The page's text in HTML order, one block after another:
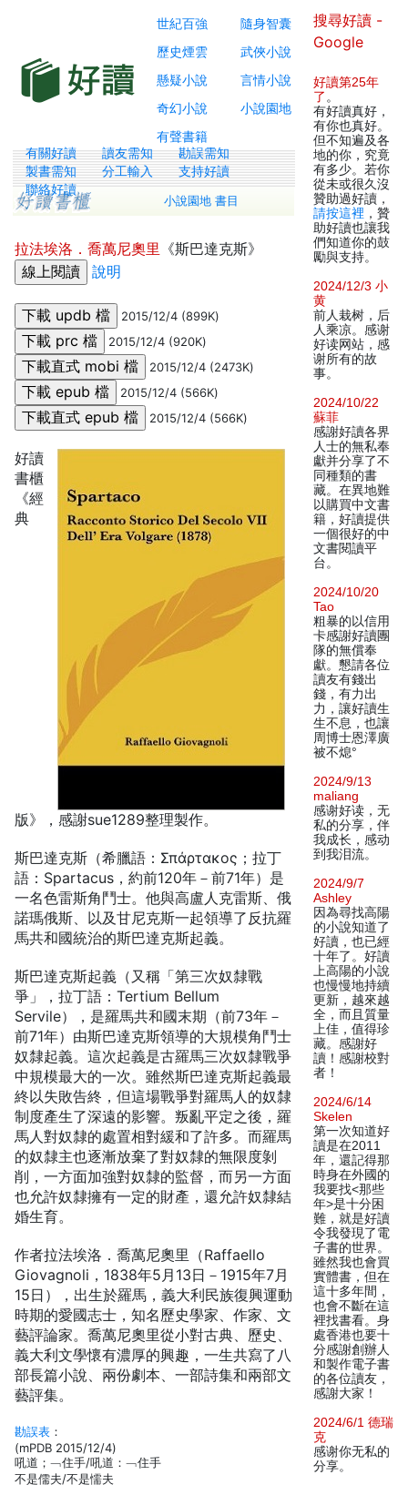
世紀百強
隨身智囊
歷史煙雲
武俠小說
懸疑小說
言情小說
奇幻小說
小說園地
有聲書籍
有關好讀 讀友需知
勘誤需知
製書需知
分工輸入
支持好讀
聯絡好讀
小說園地 書目
拉法埃洛．喬萬尼奧里 《斯巴達克斯》
說明
2015/12/4 (899K)
2015/12/4 (920K)
2015/12/4 (2473K)
2015/12/4 (566K)
2015/12/4 (566K)
好讀
書櫃
《經
典
版》，感謝sue1289整理製作。
斯巴達克斯（希臘語：Σπάρτακος；拉丁
語：Spartacus，約前120年－前71年）是
一名色雷斯角鬥士。他與高盧人克雷斯、俄
諾瑪俄斯、以及甘尼克斯一起領導了反抗羅
馬共和國統治的斯巴達克斯起義。
斯巴達克斯起義（又稱「第三次奴隸戰
爭」，拉丁語：Tertium Bellum
Servile），是羅馬共和國末期（前73年－
前71年）由斯巴達克斯領導的大規模角鬥士
奴隸起義。這次起義是古羅馬三次奴隸戰爭
中規模最大的一次。雖然斯巴達克斯起義最
終以失敗告終，但這場戰爭對羅馬人的奴隸
制度產生了深遠的影響。叛亂平定之後，羅
馬人對奴隸的處置相對緩和了許多。而羅馬
的奴隸主也逐漸放棄了對奴隸的無限度剝
削，一方面加強對奴隸的監督，而另一方面
也允許奴隸擁有一定的財產，還允許奴隸結
婚生育。
作者拉法埃洛．喬萬尼奧里（Raffaello
Giovagnoli，1838年5月13日－1915年7月
15日），出生於羅馬，義大利民族復興運動
時期的愛國志士，知名歷史學家、作家、文
藝評論家。喬萬尼奧里從小對古典、歷史、
義大利文學懷有濃厚的興趣，一生共寫了八
部長篇小說、兩份劇本、一部詩集和兩部文
藝評集。
勘誤表 ：
(mPDB 2015/12/4)
吼道；﹁住手/吼道：﹁住手
不是儒夫/不是懦夫
搜尋好讀 -
Google
好讀第25年
了 。
有好讀真好，
有你也真好。
但不知遍及各
地的你，究竟
有多少。若你
從未或很久沒
贊助過好讀，
請按這裡 ，贊
助好讀也讓我
們知道你的鼓
勵與支持。
2024/12/3 小
黄
前人栽树，后
人乘凉。感谢
好读网站，感
谢所有的故
事。
2024/10/22
蘇菲
感謝好讀各界
人士的無私奉
獻并分享了不
同種類的書
藏。在異地難
以購買中文書
籍，好讀提供
一個很好的中
文書閱讀平
台。
2024/10/20
Tao
粗暴的以信用
卡感謝好讀團
隊的無償奉
獻。懇請各位
讀友有錢出
錢，有力出
力，讓好讀生
生不息，也讓
周博士恩澤廣
被不熄°
2024/9/13
maliang
感谢好读，无
私的分享，伴
我成长，感动
到我泪流。
2024/9/7
Ashley
因為尋找高陽
的小說知道了
好讀，也已經
十年了。好讀
上高陽的小說
也慢慢地持續
更新，越來越
全，而且質量
上佳，值得珍
藏。感謝好
讀！感謝校對
者！
2024/6/14
Skelen
第一次知道好
讀是在2011
年，還記得那
時身在外國的
我要找<那些
年>是十分困
難，就是好讀
令我發現了電
子書的世界。
雖然我也會買
實體書，但在
這十多年間，
也會不斷在這
裡找書看。身
處香港也要十
分感謝創辦人
和製作電子書
的各位讀友，
感謝大家！
2024/6/1 德瑞
克
感谢你无私的
分享。